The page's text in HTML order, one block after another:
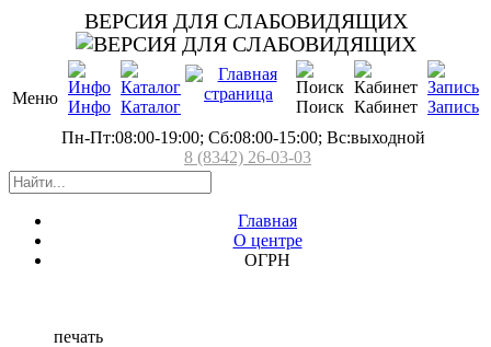
ВЕРСИЯ ДЛЯ СЛАБОВИДЯЩИХ
Меню Инфо Каталог Поиск Кабинет Запись
Пн-Пт:08:00-19:00; Сб:08:00-15:00; Вс:выходной
8 (8342) 26-03-03
Главная
О центре
ОГРН
печать